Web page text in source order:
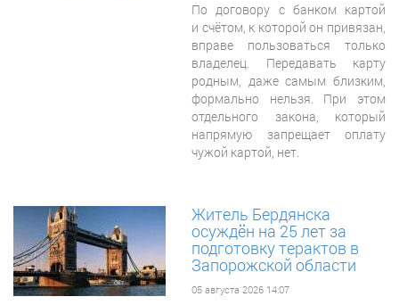
По договору с банком картой
и счётом, к которой он привязан,
вправе пользоваться только
владелец. Передавать карту
родным, даже самым близким,
формально нельзя. При этом
отдельного закона, который
напрямую запрещает оплату
чужой картой, нет.
Житель Бердянска
осуждён на 25 лет за
подготовку терактов в
Запорожской области
05 августа 2026 14:07